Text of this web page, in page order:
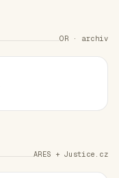
OR · archiv
ARES + Justice.cz